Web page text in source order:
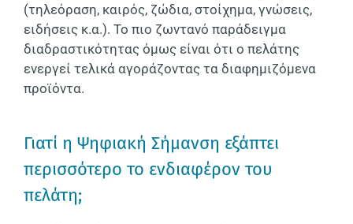
(τηλεόραση, καιρός, ζώδια, στοίχημα, γνώσεις,
ειδήσεις κ.α.). Το πιο ζωντανό παράδειγμα
διαδραστικότητας όμως είναι ότι ο πελάτης
ενεργεί τελικά αγοράζοντας τα διαφημιζόμενα
προϊόντα.
Γιατί η Ψηφιακή Σήμανση εξάπτει
περισσότερο το ενδιαφέρον του
πελάτη;